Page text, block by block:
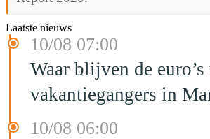
Laatste nieuws
10/08 07:00
Waar blijven de euro’s
vakantiegangers in
10/08 06:00